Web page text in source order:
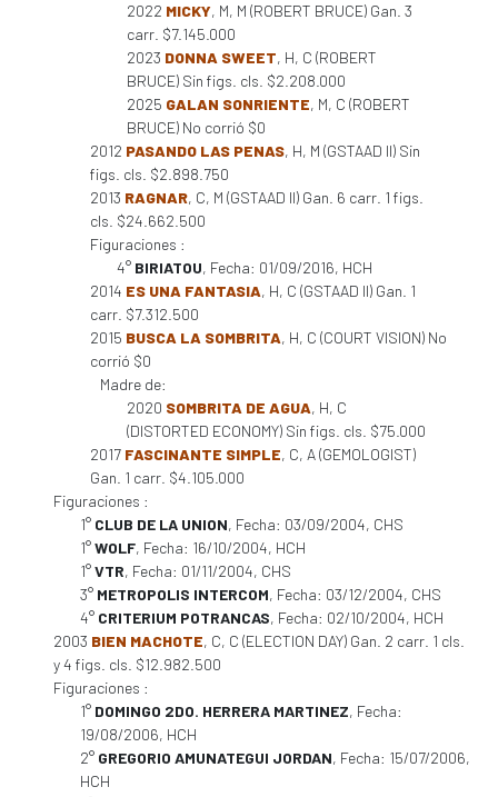
2022 MICKY, M, M (ROBERT BRUCE) Gan. 3
carr. $7.145.000
2023 DONNA SWEET, H, C (ROBERT
BRUCE) Sin figs. cls. $2.208.000
2025 GALAN SONRIENTE, M, C (ROBERT
BRUCE) No corrió $0
2012 PASANDO LAS PENAS, H, M (GSTAAD II) Sin
figs. cls. $2.898.750
2013 RAGNAR, C, M (GSTAAD II) Gan. 6 carr. 1 figs.
cls. $24.662.500
Figuraciones :
4° BIRIATOU, Fecha: 01/09/2016, HCH
2014 ES UNA FANTASIA, H, C (GSTAAD II) Gan. 1
carr. $7.312.500
2015 BUSCA LA SOMBRITA, H, C (COURT VISION) No
corrió $0
Madre de:
2020 SOMBRITA DE AGUA, H, C
(DISTORTED ECONOMY) Sin figs. cls. $75.000
2017 FASCINANTE SIMPLE, C, A (GEMOLOGIST)
Gan. 1 carr. $4.105.000
Figuraciones :
1° CLUB DE LA UNION, Fecha: 03/09/2004, CHS
1°WOLF, Fecha: 16/10/2004, HCH
1°VTR, Fecha: 01/11/2004, CHS
3° METROPOLIS INTERCOM, Fecha: 03/12/2004, CHS
4° CRITERIUM POTRANCAS, Fecha: 02/10/2004, HCH
2003 BIEN MACHOTE, C, C (ELECTION DAY) Gan. 2 carr. 1 cls.
y 4 figs. cls. $12.982.500
Figuraciones :
1° DOMINGO 2DO. HERRERA MARTINEZ, Fecha:
19/08/2006, HCH
2° GREGORIO AMUNATEGUI JORDAN, Fecha: 15/07/2006,
HCH